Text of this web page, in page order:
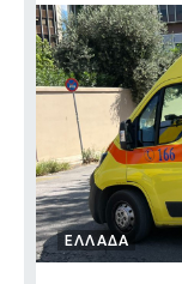
ΕΛΛΑΔΑ